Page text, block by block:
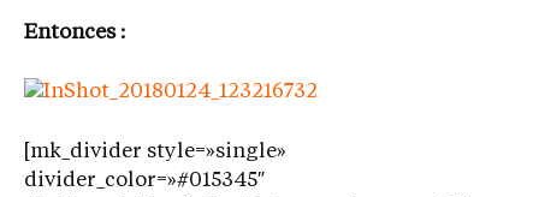
Entonces :
[mk_divider style=»single»
divider_color=»#015345″